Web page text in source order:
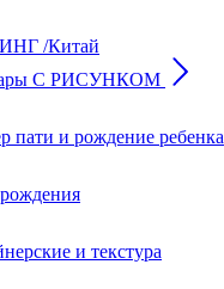
/Китай
С РИСУНКОМ
пати и рождение ребенка
и текстура